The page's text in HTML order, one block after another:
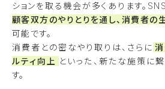
ションを取る機会が多くあります。
顧客双方のやりとりを通し、消費者の
可能です。
消費者との密なやり取りは、さらに
ルティ向上 といった、新たな施策に
す。